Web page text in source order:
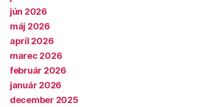
jún 2026
máj 2026
apríl 2026
marec 2026
február 2026
január 2026
december 2025